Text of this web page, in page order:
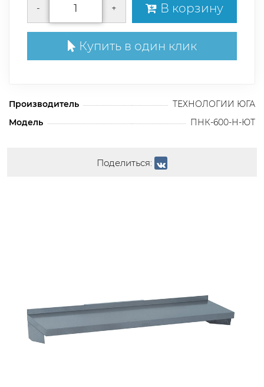
- + В корзину
Купить в один клик
Производитель
ТЕХНОЛОГИИ ЮГА
Модель
ПНК-600-Н-ЮТ
Поделиться: